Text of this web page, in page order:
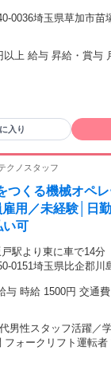
0036埼玉県草加市苗
以上 給与 昇給・賞与
入り
クノスタッフ
つくる機械オペ
用／未経験│日
い可
駅より東に車で14
,バイク通勤可能
0151埼玉県比企郡川
与 時給 1500円 交通
男性スタッフ活躍／
フォークリフト運転